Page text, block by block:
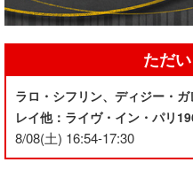
ただ
ラロ・シフリン、ディジー・
レイ他：ライヴ・イン・パリ
8/08(土) 16:54-17:30